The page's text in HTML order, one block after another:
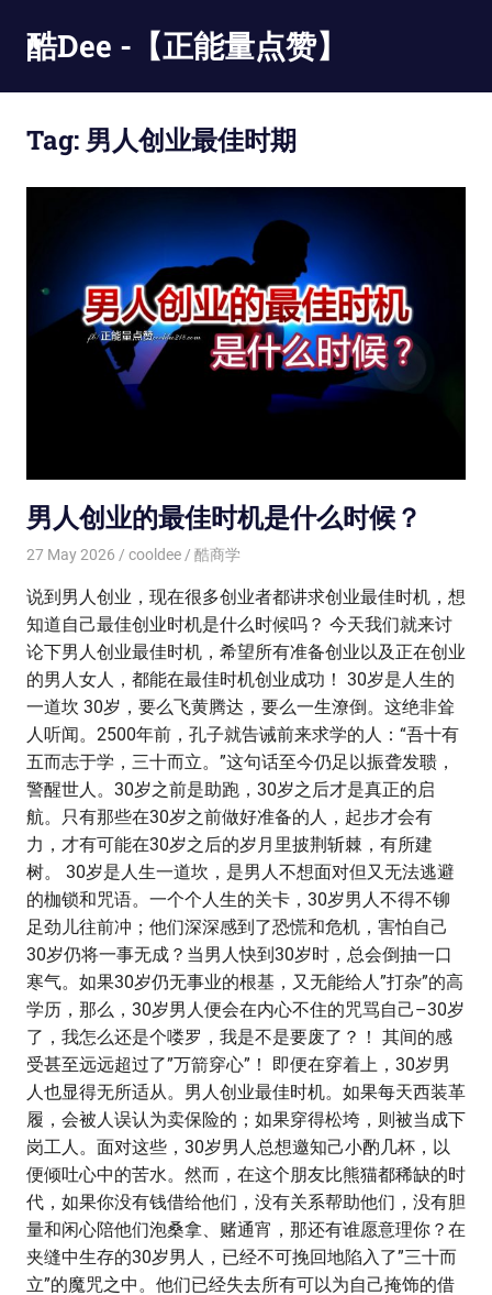
content
酷Dee -【正能量点赞】
最
Tag: 男人创业最佳时期
男人创业的最佳时机是什么时候？
27 May 2026 cooldee 酷商学
说到男人创业，现在很多创业者都讲求创业最佳时机，想
知道自己最佳创业时机是什么时候吗？ 今天我们就来讨
论下男人创业最佳时机，希望所有准备创业以及正在创业
的男人女人，都能在最佳时机创业成功！ 30岁是人生的
一道坎 30岁，要么飞黄腾达，要么一生潦倒。这绝非耸
人听闻。2500年前，孔子就告诫前来求学的人：“吾十有
五而志于学，三十而立。”这句话至今仍足以振聋发聩，
警醒世人。30岁之前是助跑，30岁之后才是真正的启
航。只有那些在30岁之前做好准备的人，起步才会有
力，才有可能在30岁之后的岁月里披荆斩棘，有所建
树。 30岁是人生一道坎，是男人不想面对但又无法逃避
的枷锁和咒语。一个个人生的关卡，30岁男人不得不铆
足劲儿往前冲；他们深深感到了恐慌和危机，害怕自己
30岁仍将一事无成？当男人快到30岁时，总会倒抽一口
寒气。如果30岁仍无事业的根基，又无能给人”打杂”的高
学历，那么，30岁男人便会在内心不住的咒骂自己–30岁
了，我怎么还是个喽罗，我是不是要废了？！ 其间的感
受甚至远远超过了”万箭穿心”！ 即便在穿着上，30岁男
人也显得无所适从。男人创业最佳时机。如果每天西装革
履，会被人误认为卖保险的；如果穿得松垮，则被当成下
岗工人。面对这些，30岁男人总想邀知己小酌几杯，以
便倾吐心中的苦水。然而，在这个朋友比熊猫都稀缺的时
代，如果你没有钱借给他们，没有关系帮助他们，没有胆
量和闲心陪他们泡桑拿、赌通宵，那还有谁愿意理你？在
夹缝中生存的30岁男人，已经不可挽回地陷入了”三十而
立”的魔咒之中。他们已经失去所有可以为自己掩饰的借